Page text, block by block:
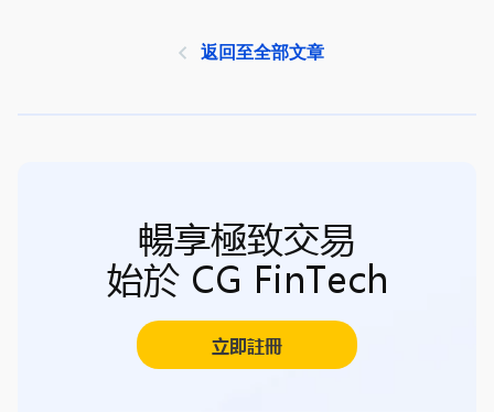
返回至全部文章
暢享極致交易
始於 CG FinTech
立即註冊